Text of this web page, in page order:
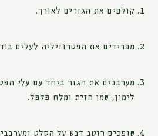
קולפים את הגזרים לאורך.
מפרידים את הפטרוזיליה לעלים
מערבבים את הגזר ביחד עם עלי
לימון, שמן הזית ומלח פלפל.
שופכים רוטב דבש על הסלט